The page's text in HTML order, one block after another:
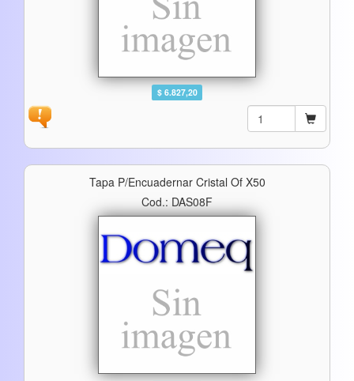
$ 6.827,20
Tapa P/encuadernar Cristal Of X50
Cod.: DAS08F